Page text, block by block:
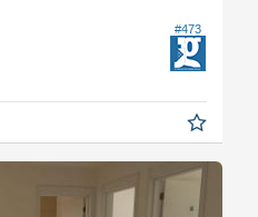
#473